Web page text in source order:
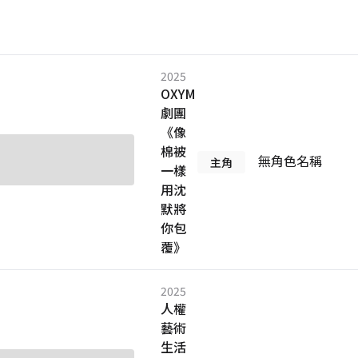
2025
OXYM
劇團
《像
棉被
一樣
用沈
默將
你包
覆》
主角 無角色名稱
2025
人權
藝術
生活